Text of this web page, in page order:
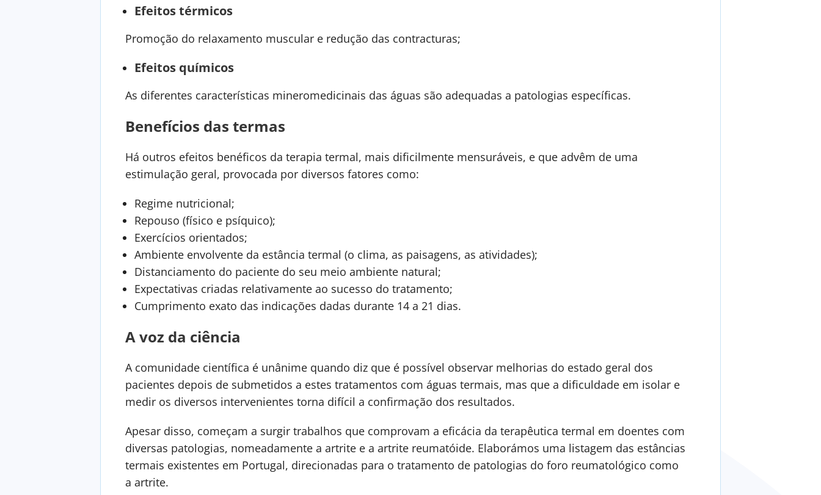
Efeitos térmicos
Promoção do relaxamento muscular e redução das contracturas;
Efeitos químicos
As diferentes características mineromedicinais das águas são adequadas a patologias específicas.
Benefícios das termas
Há outros efeitos benéficos da terapia termal, mais dificilmente mensuráveis, e que advêm de uma
estimulação geral, provocada por diversos fatores como:
Regime nutricional;
Repouso (físico e psíquico);
Exercícios orientados;
Ambiente envolvente da estância termal (o clima, as paisagens, as atividades);
Distanciamento do paciente do seu meio ambiente natural;
Expectativas criadas relativamente ao sucesso do tratamento;
Cumprimento exato das indicações dadas durante 14 a 21 dias.
A voz da ciência
A comunidade científica é unânime quando diz que é possível observar melhorias do estado geral dos
pacientes depois de submetidos a estes tratamentos com águas termais, mas que a dificuldade em isolar e
medir os diversos intervenientes torna difícil a confirmação dos resultados.
Apesar disso, começam a surgir trabalhos que comprovam a eficácia da terapêutica termal em doentes com
diversas patologias, nomeadamente a artrite e a artrite reumatóide. Elaborámos uma listagem das estâncias
termais existentes em Portugal, direcionadas para o tratamento de patologias do foro reumatológico como
a artrite.